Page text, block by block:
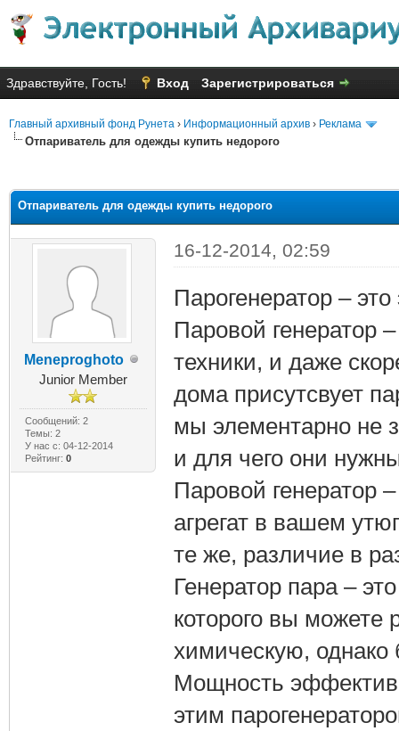
Здравствуйте, Гость! Вход Зарегистрироваться
Главный архивный фонд Рунета › Информационный архив › Реклама
Отпариватель для одежды купить недорого
Отпариватель для одежды купить недорого
Meneproghoto
Junior Member
Сообщений: 2
Темы: 2
У нас с: 04-12-2014
Рейтинг: 0
16-12-2014, 02:59
Парогенератор –
Паровой генератор
техники, и даже
дома присутсвует
мы элементарно не
и для чего они
Паровой генератор
агрегат в вашем
те же, различие в
Генератор пара –
которого вы можете
химическую,
Мощность
этим